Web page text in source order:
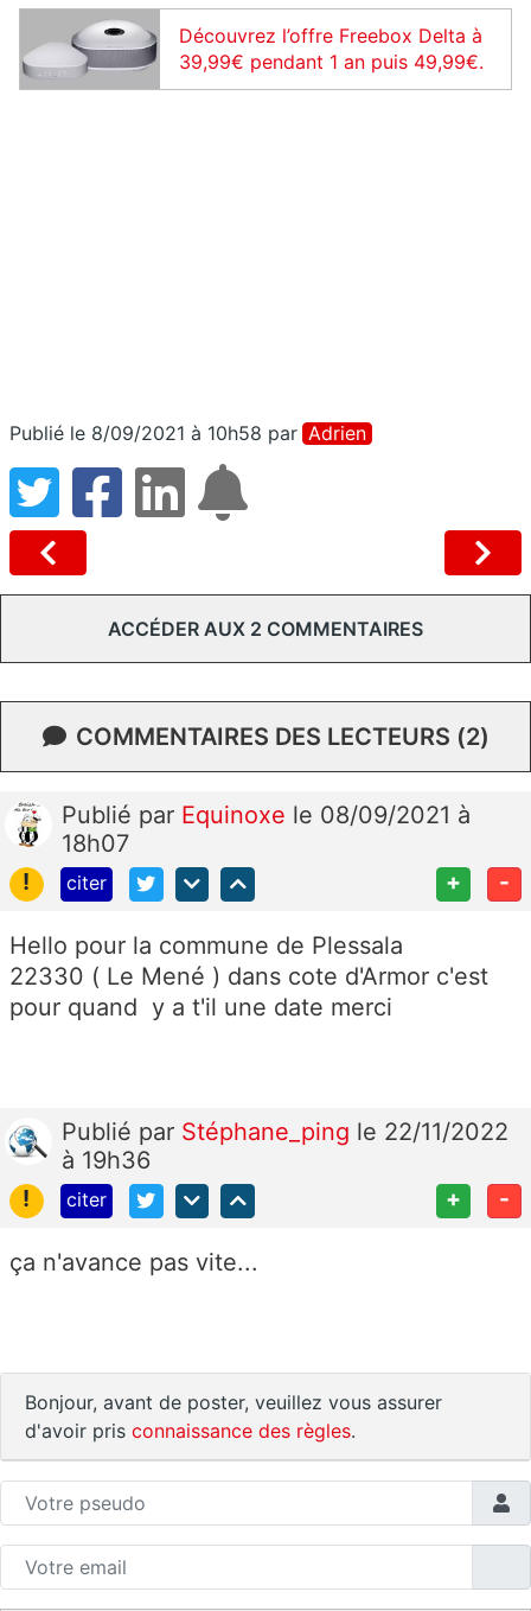
Découvrez l’offre Freebox Delta à
39,99€ pendant 1 an puis 49,99€.
Publié le 8/09/2021 à 10h58 par Adrien
ACCÉDER AUX 2 COMMENTAIRES
COMMENTAIRES DES LECTEURS (2)
Publié par Equinoxe le 08/09/2021 à
18h07
!
citer + -
Hello pour la commune de Plessala
22330 ( Le Mené ) dans cote d'Armor c'est
pour quand y a t'il une date merci
Publié par Stéphane_ping le 22/11/2022
à 19h36
!
citer + -
ça n'avance pas vite...
Bonjour, avant de poster, veuillez vous assurer
d'avoir pris connaissance des règles.